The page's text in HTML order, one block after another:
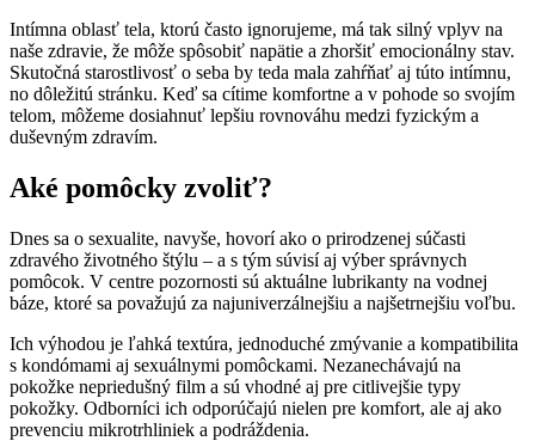
Intímna oblasť tela, ktorú často ignorujeme, má tak silný vplyv na
naše zdravie, že môže spôsobiť napätie a zhoršiť emocionálny stav.
Skutočná starostlivosť o seba by teda mala zahŕňať aj túto intímnu,
no dôležitú stránku. Keď sa cítime komfortne a v pohode so svojím
telom, môžeme dosiahnuť lepšiu rovnováhu medzi fyzickým a
duševným zdravím.
Aké pomôcky zvoliť?
Dnes sa o sexualite, navyše, hovorí ako o prirodzenej súčasti
zdravého životného štýlu – a s tým súvisí aj výber správnych
pomôcok. V centre pozornosti sú aktuálne lubrikanty na vodnej
báze, ktoré sa považujú za najuniverzálnejšiu a najšetrnejšiu voľbu.
Ich výhodou je ľahká textúra, jednoduché zmývanie a kompatibilita
s kondómami aj sexuálnymi pomôckami. Nezanechávajú na
pokožke nepriedušný film a sú vhodné aj pre citlivejšie typy
pokožky. Odborníci ich odporúčajú nielen pre komfort, ale aj ako
prevenciu mikrotrhliniek a podráždenia.